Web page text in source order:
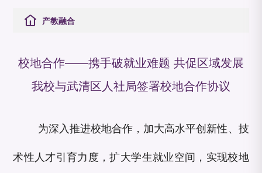
产教融合
校地合作——携手破就业难题 共促区域发展
我校与武清区人社局签署校地合作协议
为深入推进校地合作，加大高水平创新性、技
术性人才引育力度，扩大学生就业空间，实现校地